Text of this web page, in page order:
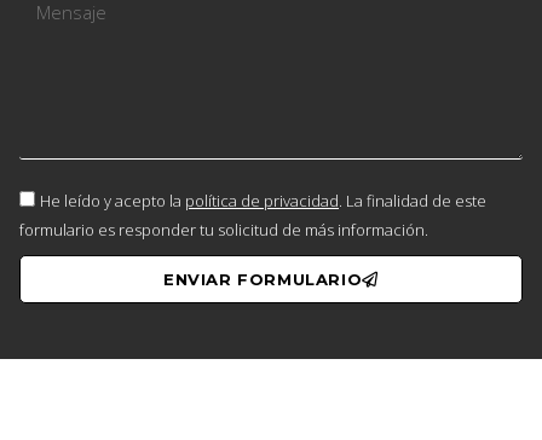
He leído y acepto la política de privacidad. La finalidad de este
formulario es responder tu solicitud de más información.
ENVIAR FORMULARIO